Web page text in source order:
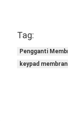
Tag:
Pengganti
keypad